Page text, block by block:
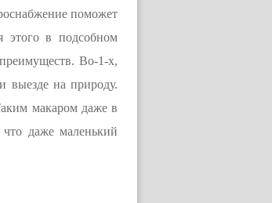
поможет
этого в подсобном
Во-1-х,
выезде на природу.
макаром даже в
даже маленький